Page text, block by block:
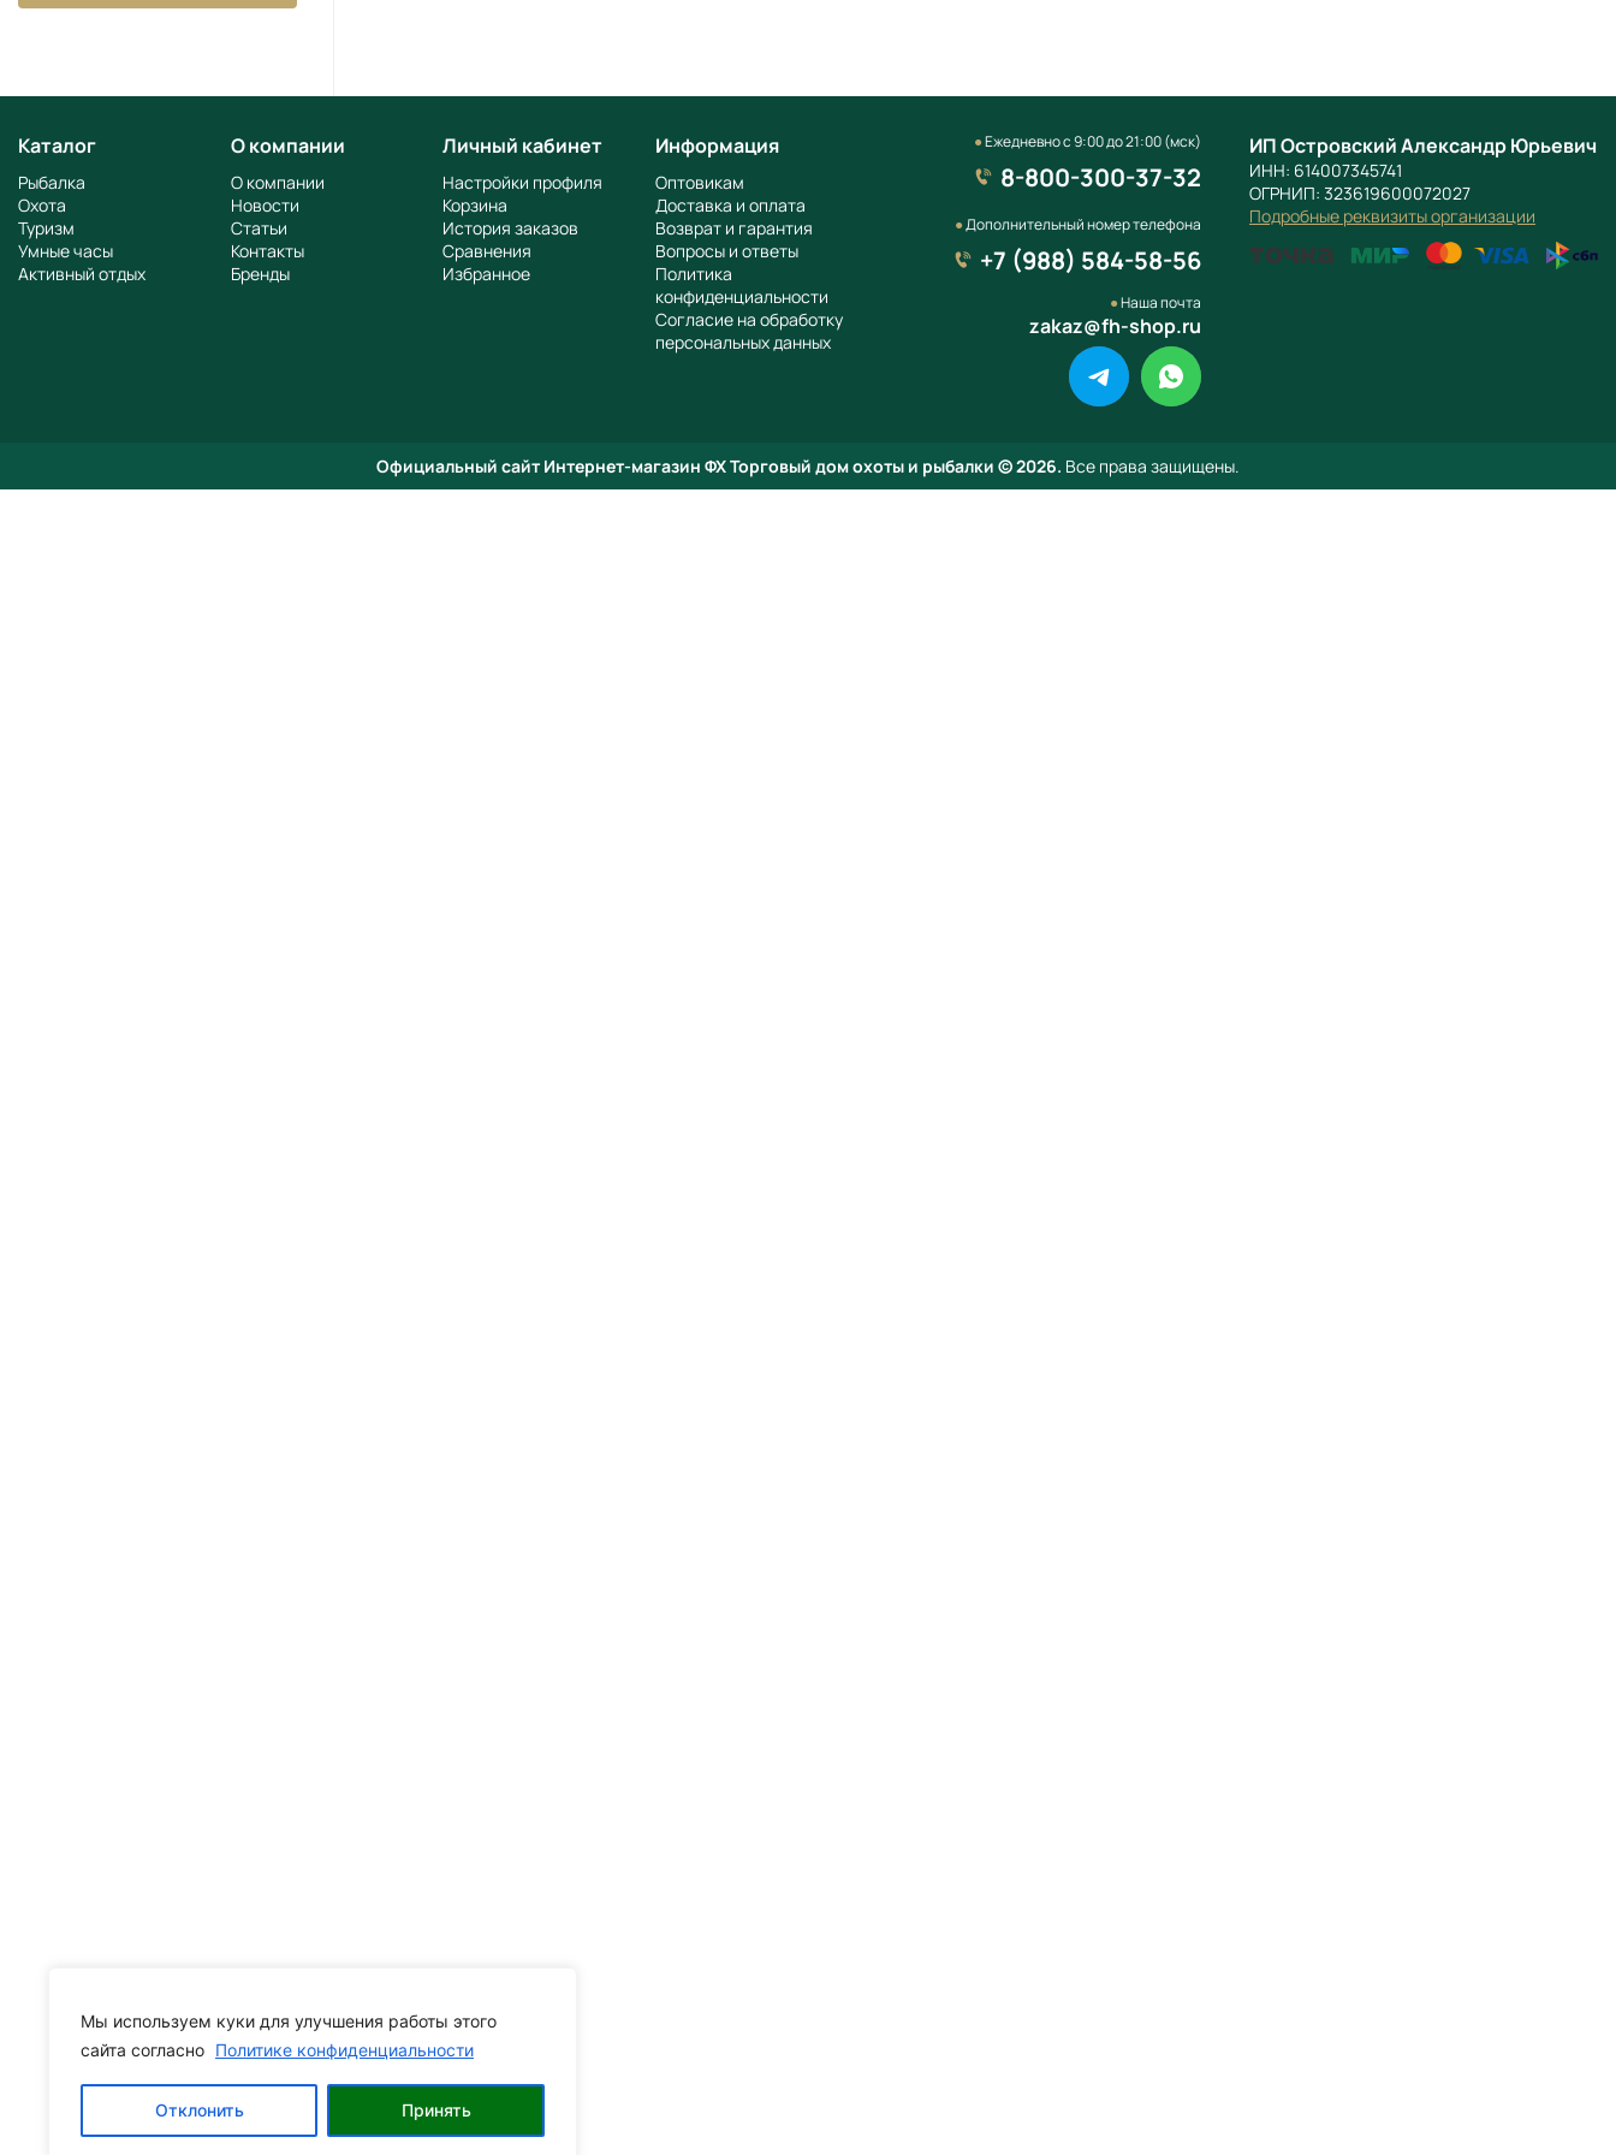
Мы используем куки для улучшения работы этого
сайта согласно Политике конфиденциальности
Отклонить Принять
Каталог
Рыбалка
Охота
Туризм
Умные часы
Активный отдых
О компании
О компании
Новости
Статьи
Контакты
Бренды
Личный кабинет
Настройки профиля
Корзина
История заказов
Сравнения
Избранное
Информация
Оптовикам
Доставка и оплата
Возврат и гарантия
Вопросы и ответы
Политика
конфиденциальности
Согласие на обработку
персональных данных
●Ежедневно с 9:00 до 21:00 (мск)
8-800-300-37-32
●Дополнительный номер телефона
+7 (988) 584-58-56
●Наша почта
zakaz@fh-shop.ru
ИП Островский Александр Юрьевич
ИНН: 614007345741
ОГРНИП: 323619600072027
Подробные реквизиты организации
Официальный сайт Интернет-магазин ФХ Торговый дом охоты и рыбалки © 2026. Все права защищены.
ответить на все ваши вопросы